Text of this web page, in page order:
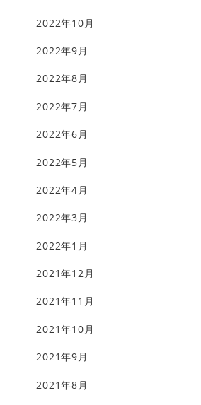
2022年10月
2022年9月
2022年8月
2022年7月
2022年6月
2022年5月
2022年4月
2022年3月
2022年1月
2021年12月
2021年11月
2021年10月
2021年9月
2021年8月